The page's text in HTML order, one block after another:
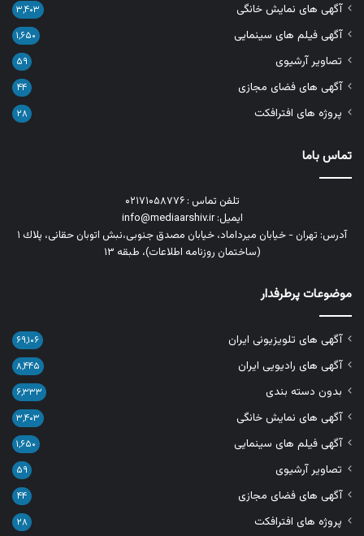
آگهی های نمایش خانگی ۳,۴۰۳
آگهی فیلم های سینمایی ۱,۶۵۰
تصاویر آرشیوی ۵۹
آگهی های فضای مجازی ۴۴
پروژه های افترافکت ۲۸
تماس باما
تلفن تماس : ۰۲۱۷۱۰۵۸۷۷۶
ایمیل: info@mediaarshiv.ir
آدرس: تهران - خیابان میرداماد، خیابان مصدق جنوبی،نبش اتوبان حقانی، پلاك ١
(ساختمان روزنامه اطلاعات)، طبقه ۱۳
موضوعات پرطرفدار
آگهی های تلویزیونی ایران ۶۹,۱۰۶
آگهی های رادیویی ایران ۸,۴۴۵
بدون دسته بندی ۶,۳۳۳
آگهی های نمایش خانگی ۳,۴۰۳
آگهی فیلم های سینمایی ۱,۶۵۰
تصاویر آرشیوی ۵۹
آگهی های فضای مجازی ۴۴
پروژه های افترافکت ۲۸